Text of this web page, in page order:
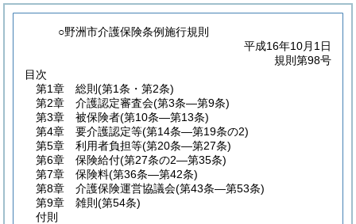
○野洲市介護保険条例施行規則
平成16年10月1日
規則第98号
目次
第1章
総則 (第1条・第2条)
第2章
介護認定審査会(第3条―第9条)
第3章
被保険者(第10条―第13条)
第4章
要介護認定等(第14条―第19条の2)
第5章
利用者負担等(第20条―第27条)
第6章
保険給付(第27条の2―第35条)
第7章
保険料(第36条―第42条)
第8章
介護保険運営協議会(第43条―第53条)
第9章
雑則 (第54条)
付則